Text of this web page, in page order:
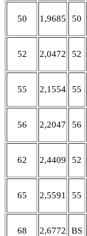
50 1,9685 50
52 2,0472 52
55 2,1554 55
56 2,2047 56
62 2,4409 52
65 2,5591 55
68 2,6772 BS